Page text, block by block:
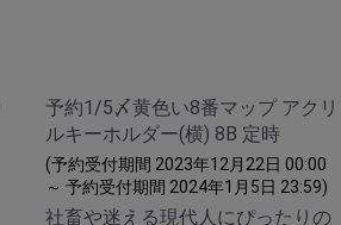
予約1/5〆黄色い8番マップ アクリ
ルキーホルダー(横) 8B 定時
(予約受付期間 2023年12月22日 00:00
～ 予約受付期間 2024年1月5日 23:59)
社畜や迷える現代人にぴったりの